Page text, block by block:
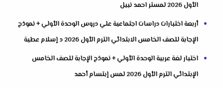
الأول 2026 لمستر احمد نبيل
أربعة اختبارات دراسات اجتماعية علي دروس الوحدة الأولي + نموذج
الإجابة للصف الخامس الابتدائي الترم الأول 2026 د إسلام عطية
اختبار لغة عربية الوحدة الأولي + نموذج الإجابة للصف الخامس
الإبتدائي الترم الأول 2026 لمس إبتسام أحمد